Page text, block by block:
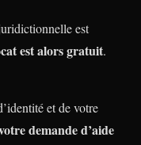
est
est alors gratuit.
et de votre
demande d’aide